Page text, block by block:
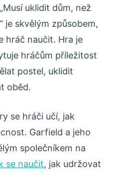
uklidit dům, než
je skvělým způsobem,
hráč naučit. Hra je
hráčům příležitost
postel, uklidit
oběd.
se hráči učí, jak
Garfield a jeho
společníkem na
se naučit, jak udržovat